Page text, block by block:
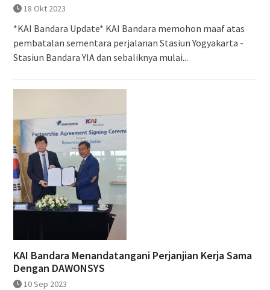
18 Okt 2023
*KAI Bandara Update* KAI Bandara memohon maaf atas
pembatalan sementara perjalanan Stasiun Yogyakarta -
Stasiun Bandara YIA dan sebaliknya mulai...
KAI Bandara Menandatangani Perjanjian Kerja Sama
Dengan DAWONSYS
10 Sep 2023